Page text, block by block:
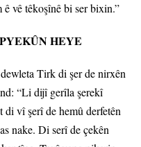
ê vê têkoşînê bi ser bixin.”
HEYE
Tirk di şer de nirxên
“Li dijî gerîla şerekî
vî şerî de hemû derfetên
nake. Di serî de çekên